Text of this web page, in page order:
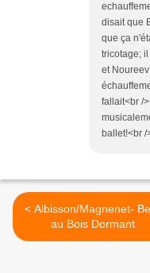
disait que
que ça
tricotage;
et
fallait<br /
ballet!<br /
< Albisson/Magnenet- Belle
au Bois Dormant